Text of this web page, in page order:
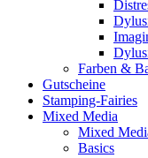
Farben &
Gutscheine
Stamping-Fairies
Mixed Media
Mixed
Basics